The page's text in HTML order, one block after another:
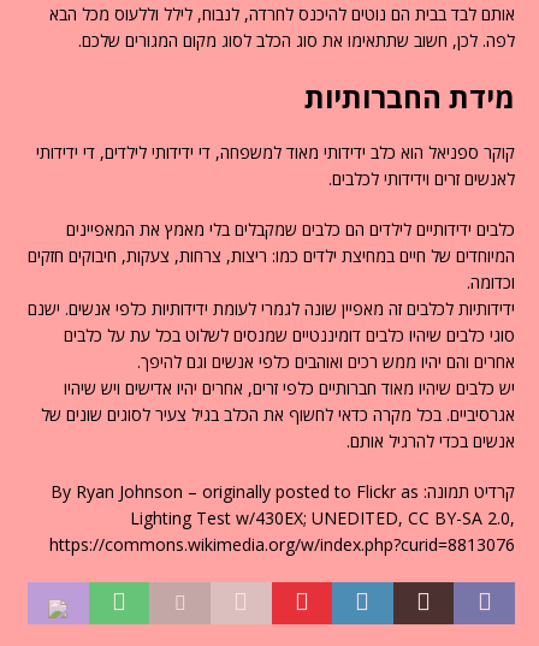
אותם לבד בבית הם נוטים להיכנס לחרדה, לנבוח, לילל וללעוס מכל הבא
לפה. לכן, חשוב שתתאימו את סוג הכלב לסוג מקום המגורים שלכם.
מידת החברותיות
קוקר ספניאל הוא כלב ידידותי מאוד למשפחה, די ידידותי לילדים, די ידידותי
לאנשים זרים וידידותי לכלבים.
כלבים ידידותיים לילדים הם כלבים שמקבלים בלי מאמץ את המאפיינים
המיוחדים של חיים במחיצת ילדים כמו: ריצות, צרחות, צעקות, חיבוקים חזקים
וכדומה.
ידידותיות לכלבים זה מאפיין שונה לגמרי לעומת ידידותיות כלפי אנשים. ישנם
סוגי כלבים שיהיו כלבים דומיננטיים שמנסים לשלוט בכל עת על כלבים
אחרים והם יהיו ממש רכים ואוהבים כלפי אנשים וגם להיפך.
יש כלבים שיהיו מאוד חברותיים כלפי זרים, אחרים יהיו אדישים ויש שיהיו
אגרסיביים. בכל מקרה כדאי לחשוף את הכלב בגיל צעיר לסוגים שונים של
אנשים בכדי להרגיל אותם.
קרדיט תמונה: By Ryan Johnson – originally posted to Flickr as
Lighting Test w/430EX; UNEDITED, CC BY-SA 2.0,
https://commons.wikimedia.org/w/index.php?curid=8813076